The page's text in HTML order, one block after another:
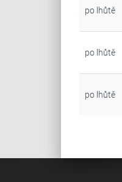
po lhůtě
po lhůtě
po lhůtě